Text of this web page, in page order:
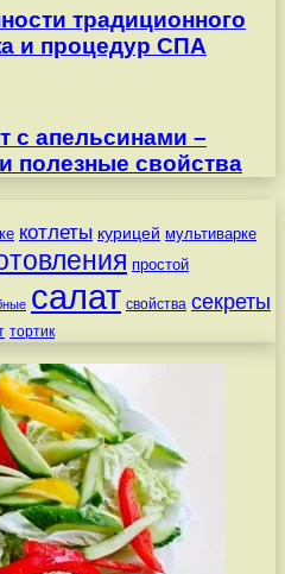
традиционного
и процедур СПА
с апельсинами –
полезные свойства
котлеты курицей мультиварке
простой
салат свойства секреты
тортик